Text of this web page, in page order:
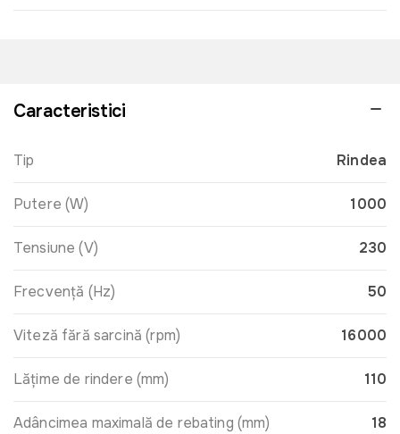
Caracteristici
Tip Rindea
Putere (W) 1000
Tensiune (V) 230
Frecvență (Hz) 50
Viteză fără sarcină (rpm) 16000
Lățime de rindere (mm) 110
Adâncimea maximală de rebating (mm) 18